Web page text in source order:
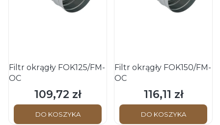
Filtr okrągły FOK125/FM-
OC
Cena
109,72 zł
DO KOSZYKA
Filtr okrągły FOK150/FM-
OC
Cena
116,11 zł
DO KOSZYKA